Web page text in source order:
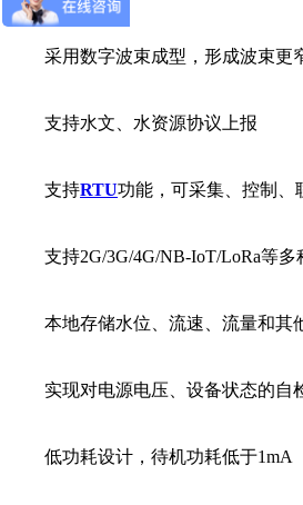
采用数字波束成型，形成波束更
支持水文、水资源协议上报
支持RTU功能，可采集、控制、
支持2G/3G/4G/NB-IoT/LoRa等多
本地存储水位、流速、流量和其
实现对电源电压、设备状态的自
低功耗设计，待机功耗低于1mA